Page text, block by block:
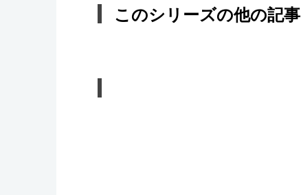
このシリーズの他の記事